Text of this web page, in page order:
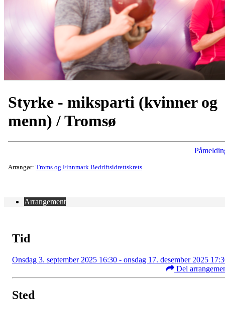
Styrke - miksparti (kvinner og
menn) / Tromsø
Arrangør: Troms og Finnmark Bedriftsidrettskrets
Arrangement
Tid
Onsdag 3. september 2025 16:30 - onsdag 17. desember 2025
Del
Sted